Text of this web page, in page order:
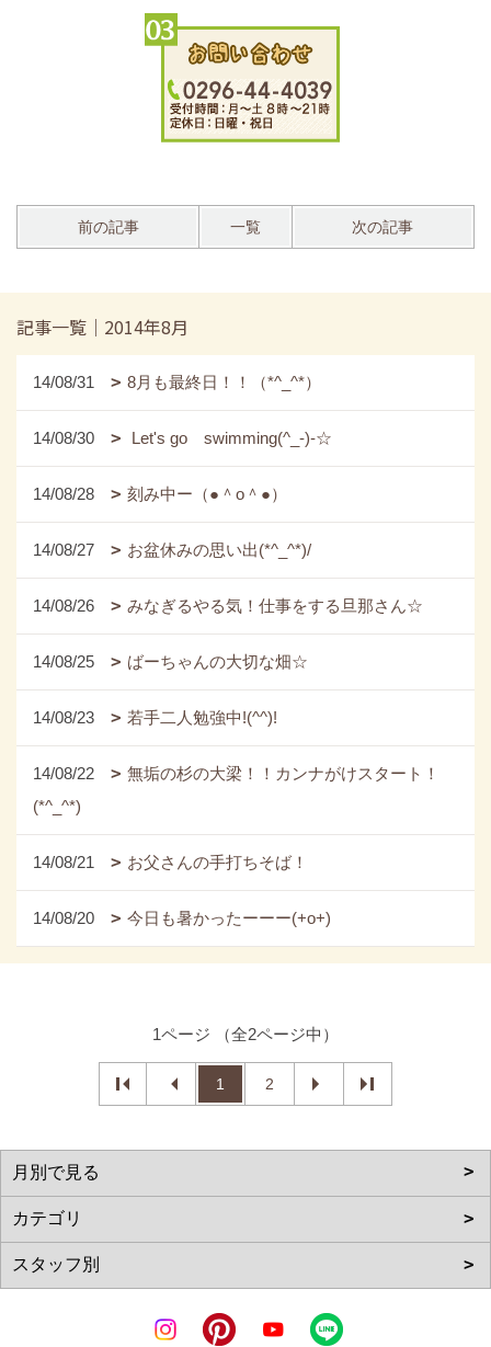
前の記事 一覧 次の記事
記事一覧｜2014年8月
14/08/31 8月も最終日！！（*^_^*）
14/08/30 Let's go swimming(^_-)-☆
14/08/28 刻み中ー（●＾o＾●）
14/08/27 お盆休みの思い出(*^_^*)/
14/08/26 みなぎるやる気！仕事をする旦那さん☆
14/08/25 ばーちゃんの大切な畑☆
14/08/23 若手二人勉強中!(^^)!
14/08/22
無垢の杉の大梁！！カンナがけスタート！
(*^_^*)
14/08/21 お父さんの手打ちそば！
14/08/20 今日も暑かったーーー(+o+)
1ページ （全2ページ中）
1 2